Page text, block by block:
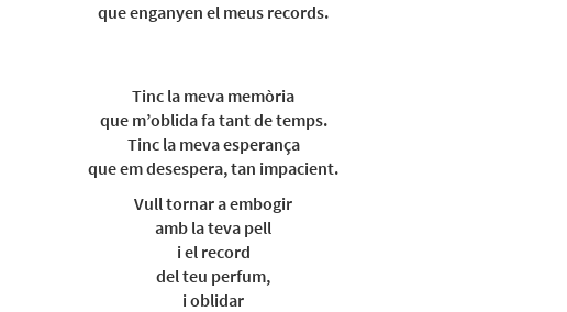
que enganyen el meus records.
Tinc la meva memòria
que m’oblida fa tant de temps.
Tinc la meva esperança
que em desespera, tan impacient.
Vull tornar a embogir
amb la teva pell
i el record
del teu perfum,
i oblidar